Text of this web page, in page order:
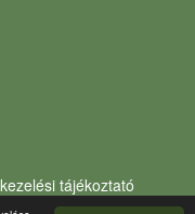
tájékoztató